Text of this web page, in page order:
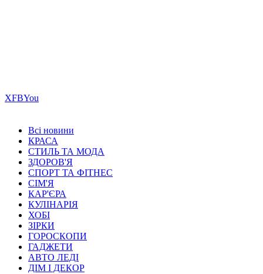
ХFBYou
Всі новини
КРАСА
СТИЛЬ ТА МОДА
ЗДОРОВ'Я
СПОРТ ТА ФІТНЕС
СІМ'Я
КАР'ЄРА
КУЛІНАРІЯ
ХОБІ
ЗІРКИ
ГОРОСКОПИ
ГАДЖЕТИ
АВТО ЛЕДІ
ДІМ І ДЕКОР